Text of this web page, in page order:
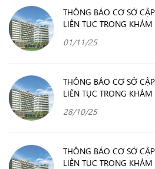
THÔNG BÁO CƠ SỞ
LIÊN TỤC TRONG
01/11/25
THÔNG BÁO CƠ SỞ
LIÊN TỤC TRONG
28/10/25
THÔNG BÁO CƠ SỞ
LIÊN TỤC TRONG